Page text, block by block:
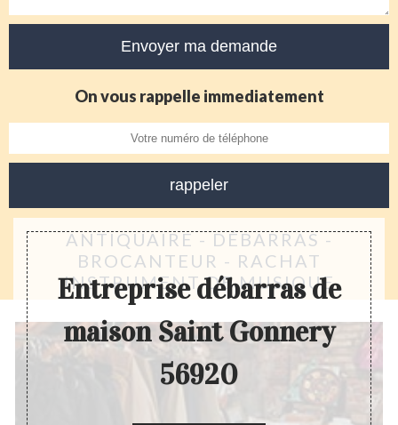
On vous rappelle immediatement
ANTIQUAIRE - DÉBARRAS -
BROCANTEUR - RACHAT
INSTRUMENT DE MUSIQUE
Entreprise débarras de
maison Saint Gonnery
56920